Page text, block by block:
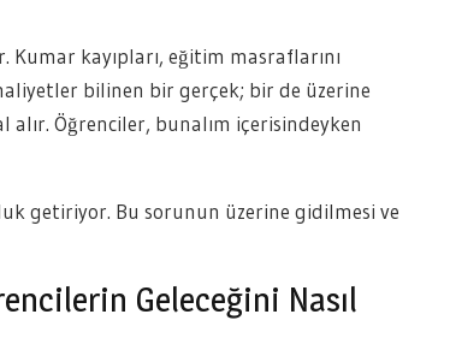
kayıpları, eğitim masraflarını
bilinen bir gerçek; bir de üzerine
alır. Öğrenciler, bunalım içerisindeyken
getiriyor. Bu sorunun üzerine gidilmesi ve
Geleceğini Nasıl